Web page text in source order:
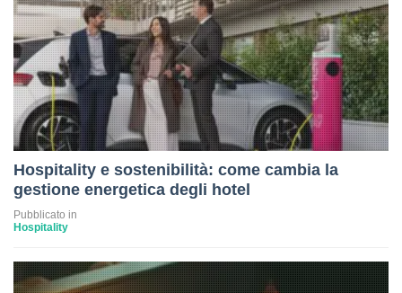
Hospitality e sostenibilità: come cambia la
gestione energetica degli hotel
Pubblicato in
Hospitality